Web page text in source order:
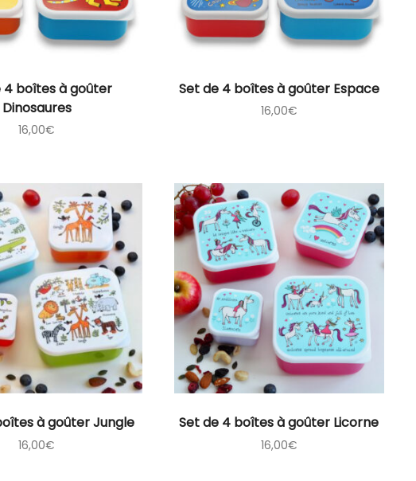
4 boîtes à goûter
Dinosaures
16,00€
Set de 4 boîtes à goûter Espace
16,00€
à goûter Jungle
16,00€
Set de 4 boîtes à goûter Licorne
16,00€